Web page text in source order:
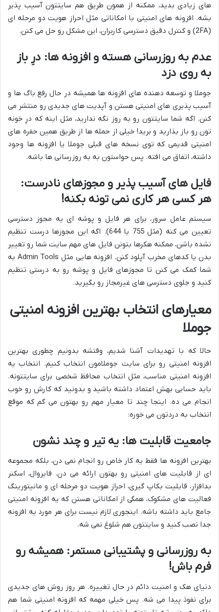
های زیادی بدید، ممکنه از همون طریق هم سایتتون آسیب پذیر
بشه. افزونه های امنیتی با امکاناتی مثل احراز هویت دو مرحله ای
(2FA) و کنترل دقیق دسترسی کاربران، این مشکل رو حل می کنن.
عدم به روزرسانی هسته و افزونه ها: درِ باز
به روی دزد
جوملا و توسعه دهنده های افزونه ها همیشه در حال رفع باگ ها و
آسیب پذیری های امنیتی هستن و آپدیت های جدیدی رو منتشر می
کنن. اگه شما سایتتون رو به روز نگه ندارید، مثل اینه که درِ خونه
تون رو باز بذارید و برید! خیلی از حمله ها از طریق همین حفره های
امنیتی قدیمی که توی نسخه های قبلی جوملا یا افزونه ها وجود
داشته، اتفاق می افته. پس حواستون به به روزرسانی ها باشه.
فایل های آسیب پذیر و مجوزهای نادرست:
هر کسی هر کاری نمی تونه بکنه!
سیستم عامل سرور، برای هر فایل و پوشه ای یه مجوز دسترسی
تعیین می کنه (مثل 755 یا 644). اگه این مجوزها درست تنظیم
نشده باشن، ممکنه هکرها بتونن فایل های مهم سایت شما رو تغییر
بدن یا کدهای مخرب آپلود کنن. افزونه هایی مثل Admin Tools به
شما کمک می کنن تا مجوزهای فایل و پوشه رو به درستی تنظیم
کنید و جلوی دسترسی های غیرمجاز رو بگیرید.
معیارهای انتخاب بهترین افزونه امنیتی
جوملا
حالا که با تهدیدات آشنا شدیم، وقتشه بدونیم چطوری بهترین
افزونه امنیتی رو برای سایت جوملامون انتخاب کنیم. انتخاب یه
افزونه امنیتی مناسب، مثل انتخاب محافظ شخصی برای سایتتونه.
باید حسابی بهش اعتماد داشته باشید و بدونید که کارش رو خوب
انجام می ده. اینجا چند تا معیار مهم رو بهتون می گم که موقع
انتخاب به دردتون می خوره:
جامعیت قابلیت ها: یه تیر و چند نشون
بهترین افزونه ها فقط یه کار خاص رو انجام نمی دن، بلکه مجموعه
ای از قابلیت های امنیتی رو بهتون ارائه می دن. فایروال، اسکنر
بدافزار، قابلیت بکاپ گیری، احراز هویت دو مرحله ای و مانیتورینگ
فعالیت های مشکوک، همگی از امکاناتی هستن که یه افزونه امنیتی
جامع باید داشته باشه. اینجوری لازم نیست برای هر مورد یه افزونه
جدا نصب کنید و سایتتون هم شلوغ نمی شه.
به روزرسانی و پشتیبانی مستمر: همیشه رو
فرم باش!
دنیای هک و امنیت دائم در حال تغییره. هر روز روش های جدیدی
برای نفوذ پیدا می شه. پس خیلی مهمه که افزونه امنیتی شما هم